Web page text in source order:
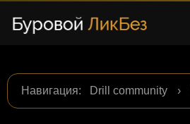
Навигация: Drill community ›